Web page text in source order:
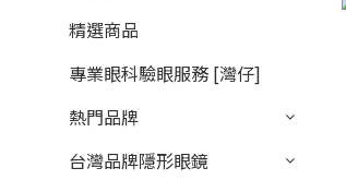
精選商品
專業眼科驗眼服務 [灣仔]
熱門品牌
台灣品牌隱形眼鏡